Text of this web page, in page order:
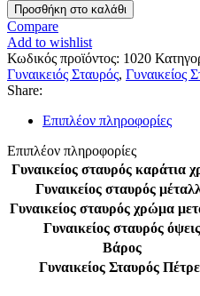
Προσθήκη στο καλάθι
Compare
Add to wishlist
Κωδικός προϊόντος: 1020
Γυναικειός Σταυρός, Γυναικείος
Share:
Επιπλέον πληροφορίες
Επιπλέον πληροφορίες
Γυναικείος σταυρός καράτια
Γυναικείος σταυρός
Γυναικείος σταυρός χρώμα
Γυναικείος σταυρός όψεις
Βάρος
Γυναικείος Σταυρός